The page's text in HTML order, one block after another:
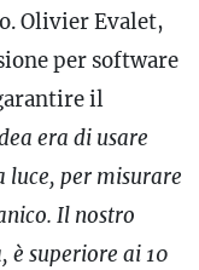
Olivier Evalet,
per software
il
era di usare
luce, per misurare
Il nostro
superiore ai 10